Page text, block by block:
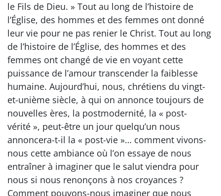
le Fils de Dieu. » Tout au long de l’histoire de
l’Église, des hommes et des femmes ont donné
leur vie pour ne pas renier le Christ. Tout au long
de l’histoire de l’Église, des hommes et des
femmes ont changé de vie en voyant cette
puissance de l’amour transcender la faiblesse
humaine. Aujourd’hui, nous, chrétiens du vingt-
et-unième siècle, à qui on annonce toujours de
nouvelles ères, la postmodernité, la « post-
vérité », peut-être un jour quelqu’un nous
annoncera-t-il la « post-vie »… comment vivons-
nous cette ambiance où l’on essaye de nous
entraîner à imaginer que le salut viendra pour
nous si nous renonçons à nos croyances ?
Comment pouvons-nous imaginer que nous